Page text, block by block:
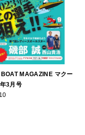
MAGAZINE マクー
3月号